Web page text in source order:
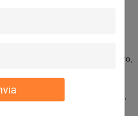
relazione all'uso di questi
silice placcata del polimero duro,
placcati (POF)
e fibre di classificare-indice,